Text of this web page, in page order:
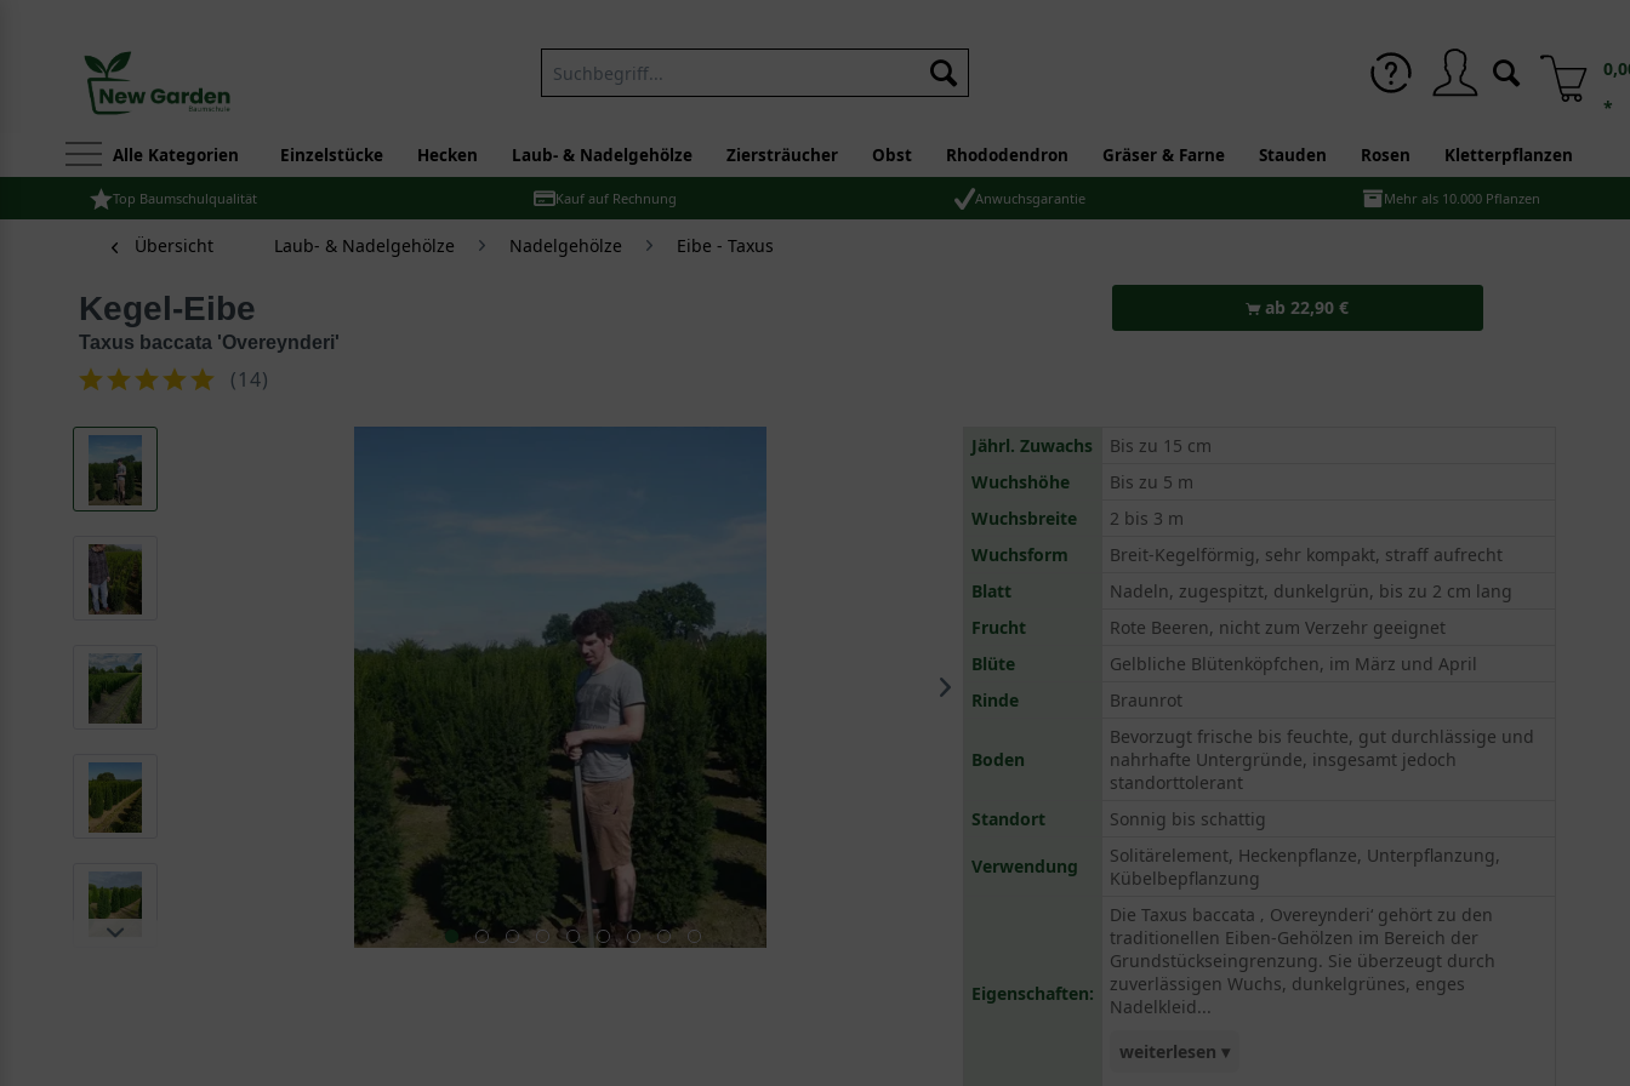
*
Alle Kategorien Einzelstücke Hecken Laub- & Nadelgehölze Ziersträucher Obst Rhododendron Gräser & Farne Stauden Rosen Kletterpflanzen
Top Baumschulqualität Kauf auf Rechnung Anwuchsgarantie Mehr als 10.000 Pflanzen
Übersicht Laub- & Nadelgehölze Nadelgehölze Eibe - Taxus
Kegel-Eibe
Taxus baccata 'Overeynderi'
(14)
ab 22,90 €
Jährl. Zuwachs
Bis zu 15 cm
Wuchshöhe
Bis zu 5 m
Wuchsbreite
2 bis 3 m
Wuchsform
Breit-Kegelförmig, sehr kompakt, straff aufrecht
Blatt
Nadeln, zugespitzt, dunkelgrün, bis zu 2 cm lang
Frucht
Rote Beeren, nicht zum Verzehr geeignet
Blüte
Gelbliche Blütenköpfchen, im März und April
Rinde
Braunrot
Boden
Bevorzugt frische bis feuchte, gut durchlässige und
nahrhafte Untergründe, insgesamt jedoch
standorttolerant
Standort
Sonnig bis schattig
Verwendung
Solitärelement, Heckenpflanze, Unterpflanzung,
Kübelbepflanzung
Eigenschaften:
Die Taxus baccata ‚ Overeynderi‘ gehört zu den
traditionellen Eiben-Gehölzen im Bereich der
Grundstückseingrenzung. Sie überzeugt durch
zuverlässigen Wuchs, dunkelgrünes, enges
Nadelkleid...
weiterlesen ▾